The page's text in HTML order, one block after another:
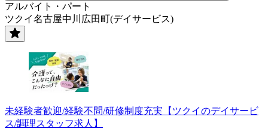
アルバイト・パート
ツクイ名古屋中川広田町(デイサービス)
未経験者歓迎/経験不問/研修制度充実【ツクイのデイサービ
ス/調理スタッフ求人】